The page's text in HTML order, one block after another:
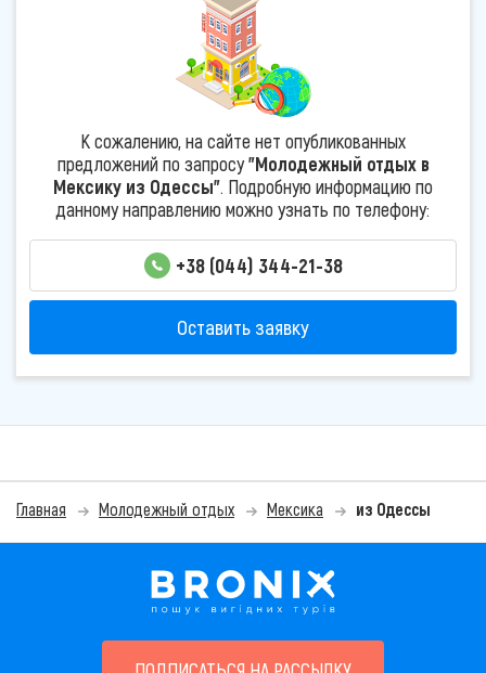
К сожалению, на сайте нет опубликованных
предложений по запросу"Молодежный отдых в
Мексику из Одессы". Подробную информацию по
данному направлению можно узнать по телефону:
+38 (044) 344-21-38
Оставить заявку
Главная Молодежный отдых Мексика из Одессы